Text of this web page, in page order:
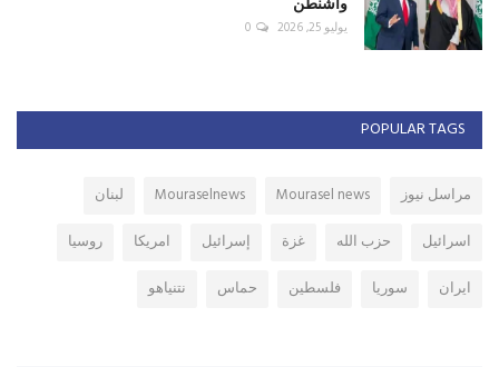
يوليو 25, 2026 0
POPULAR TAGS
مراسل نيوز Mourasel news
Mouraselnews
لبنان
اسرائيل
حزب الله غزة إسرائيل امريكا
روسيا
ايران
سوريا فلسطين حماس نتنياهو